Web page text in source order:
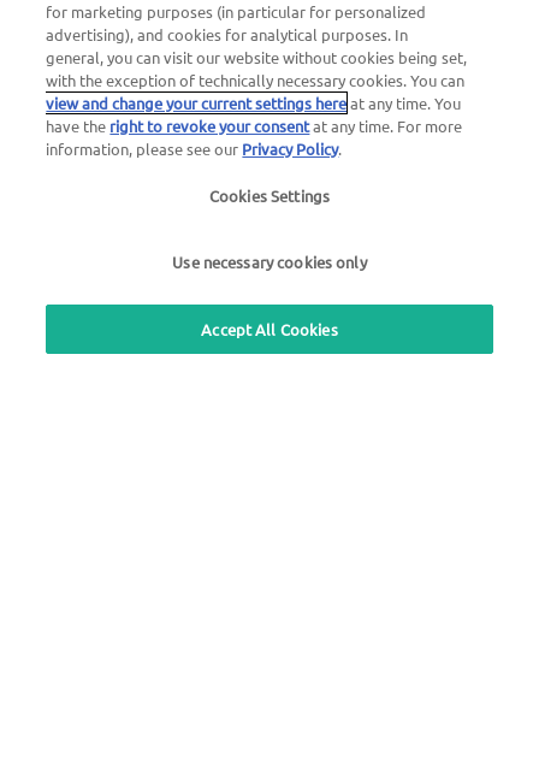
Questions générales au sujet d'UTA Edenred
+33 3 10 02 20 10
Pour nos partenaires d’acceptation
01 49 46 25 15
+31 30 79 97 050
for marketing purposes (in particular for personalized
advertising), and cookies for analytical purposes. In
general, you can visit our website without cookies being set,
with the exception of technically necessary cookies. You can
view and change your current settings hereat any time. You
have the right to revoke your consentat any time. For more
information, please see our Privacy Policy.
Cookies Settings
Use necessary cookies only
Accept All Cookies